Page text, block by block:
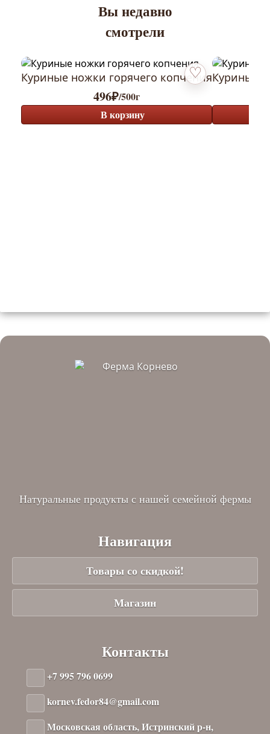
Вы недавно
смотрели
Добавить в
Куриные ножки горячего копчения
496₽/500г
В корзину
Куриные
Натуральные продукты с нашей семейной фермы
Навигация
Товары со скидкой!
Магазин
Контакты
+7 995 796 0699
kornev.fedor84@gmail.com
Московская область, Истринский р-н,